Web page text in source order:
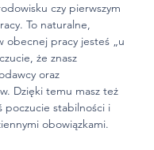
czy pierwszym
To naturalne,
obecnej pracy jesteś „u
że znasz
oraz
Dzięki temu masz też
poczucie stabilności i
obowiązkami.